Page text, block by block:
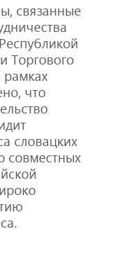
связанные
Торгового
рамках
что
словацких
совместных